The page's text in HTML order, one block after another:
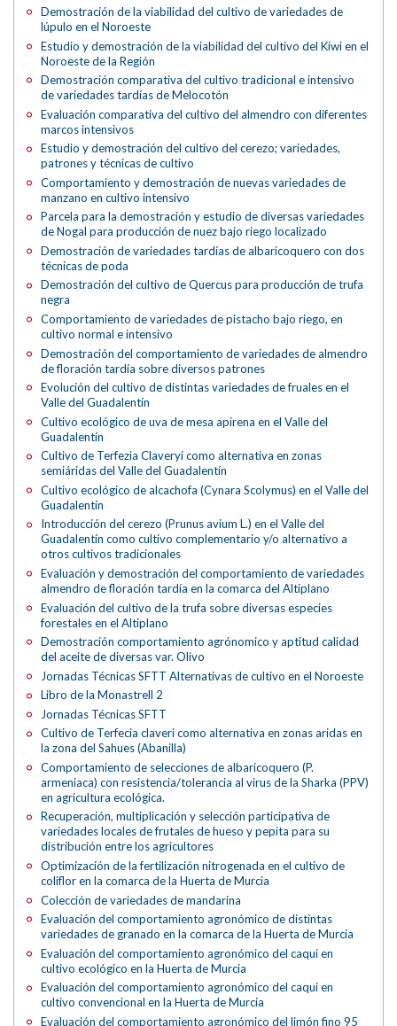
Demostración de la viabilidad del cultivo de variedades de
lúpulo en el Noroeste
Estudio y demostración de la viabilidad del cultivo del Kiwi en el
Noroeste de la Región
Demostración comparativa del cultivo tradicional e intensivo
de variedades tardías de Melocotón
Evaluación comparativa del cultivo del almendro con diferentes
marcos intensivos
Estudio y demostración del cultivo del cerezo; variedades,
patrones y técnicas de cultivo
Comportamiento y demostración de nuevas variedades de
manzano en cultivo intensivo
Parcela para la demostración y estudio de diversas variedades
de Nogal para producción de nuez bajo riego localizado
Demostración de variedades tardías de albaricoquero con dos
técnicas de poda
Demostración del cultivo de Quercus para producción de trufa
negra
Comportamiento de variedades de pistacho bajo riego, en
cultivo normal e intensivo
Demostración del comportamiento de variedades de almendro
de floración tardía sobre diversos patrones
Evolución del cultivo de distintas variedades de fruales en el
Valle del Guadalentín
Cultivo ecológico de uva de mesa apirena en el Valle del
Guadalentín
Cultivo de Terfezia Claveryi como alternativa en zonas
semiáridas del Valle del Guadalentín
Cultivo ecológico de alcachofa (Cynara Scolymus) en el Valle del
Guadalentín
Introducción del cerezo (Prunus avium L.) en el Valle del
Guadalentín como cultivo complementario y/o alternativo a
otros cultivos tradicionales
Evaluación y demostración del comportamiento de variedades
almendro de floración tardía en la comarca del Altiplano
Evaluación del cultivo de la trufa sobre diversas especies
forestales en el Altiplano
Demostración comportamiento agrónomico y aptitud calidad
del aceite de diversas var. Olivo
Jornadas Técnicas SFTT Alternativas de cultivo en el Noroeste
Libro de la Monastrell 2
Jornadas Técnicas SFTT
Cultivo de Terfecia claveri como alternativa en zonas aridas en
la zona del Sahues (Abanilla)
Comportamiento de selecciones de albaricoquero (P.
armeniaca) con resistencia/tolerancia al virus de la Sharka (PPV)
en agricultura ecológica.
Recuperación, multiplicación y selección participativa de
variedades locales de frutales de hueso y pepita para su
distribución entre los agricultores
Optimización de la fertilización nitrogenada en el cultivo de
coliflor en la comarca de la Huerta de Murcia
Colección de variedades de mandarina
Evaluación del comportamiento agronómico de distintas
variedades de granado en la comarca de la Huerta de Murcia
Evaluación del comportamiento agronómico del caqui en
cultivo ecológico en la Huerta de Murcia
Evaluación del comportamiento agronómico del caqui en
cultivo convencional en la Huerta de Murcia
Evaluación del comportamiento agronómico del limón fino 95